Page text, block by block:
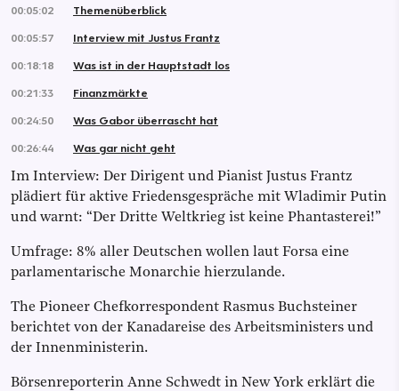
00:05:02
Themenüberblick
00:05:57
Interview mit Justus Frantz
00:18:18
Was ist in der Hauptstadt los
00:21:33
Finanzmärkte
00:24:50
Was Gabor überrascht hat
00:26:44
Was gar nicht geht
Im Interview: Der Dirigent und Pianist Justus Frantz
plädiert für aktive Friedensgespräche mit Wladimir Putin
und warnt: “Der Dritte Weltkrieg ist keine Phantasterei!”
Umfrage: 8% aller Deutschen wollen laut Forsa eine
parlamentarische Monarchie hierzulande.
The Pioneer Chefkorrespondent Rasmus Buchsteiner
berichtet von der Kanadareise des Arbeitsministers und
der Innenministerin.
Börsenreporterin Anne Schwedt in New York erklärt die